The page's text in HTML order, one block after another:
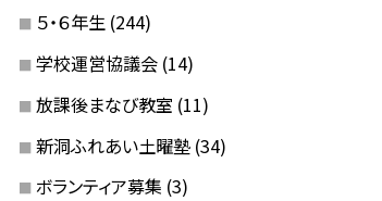
５・６年生 (244)
学校運営協議会 (14)
放課後まなび教室 (11)
新洞ふれあい土曜塾 (34)
ボランティア募集 (3)